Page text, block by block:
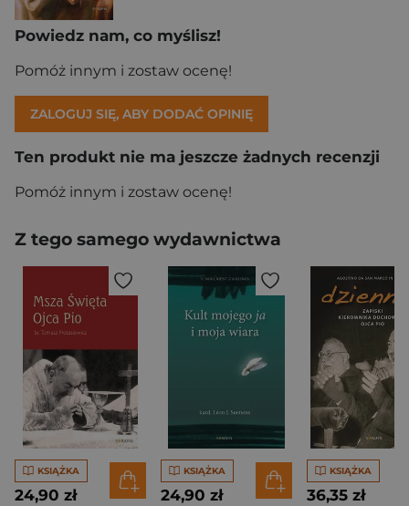
Powiedz nam, co myślisz!
Pomóż innym i zostaw ocenę!
ZALOGUJ SIĘ, ABY DODAĆ OPINIĘ
Ten produkt nie ma jeszcze żadnych recenzji
Pomóż innym i zostaw ocenę!
Z tego samego wydawnictwa
KSIĄŻKA
24,90 zł
KSIĄŻKA
24,90 zł
KSIĄŻKA
36,35 zł